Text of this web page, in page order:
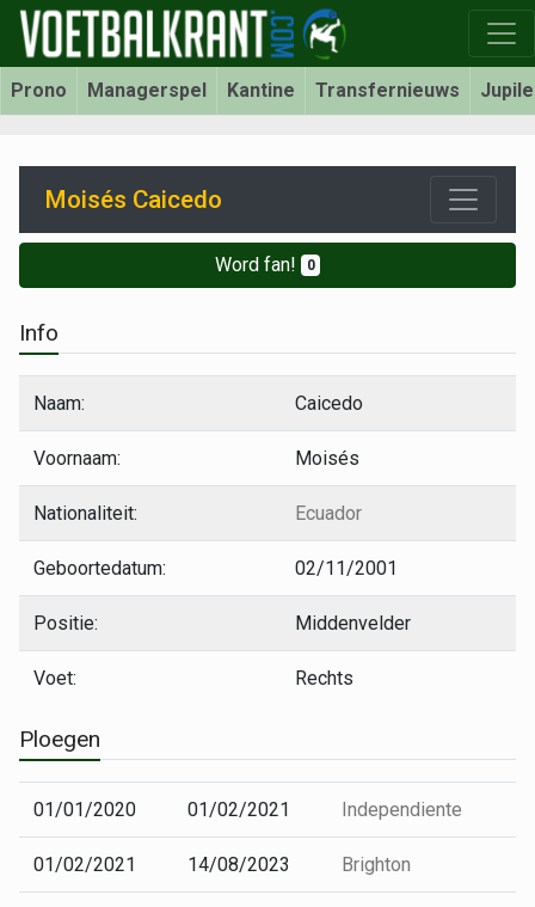
Prono Managerspel Kantine Transfernieuws
Moisés Caicedo
Word fan! 0
Info
Naam: Caicedo
Voornaam: Moisés
Nationaliteit: Ecuador
Geboortedatum: 02/11/2001
Positie: Middenvelder
Voet: Rechts
Ploegen
01/01/2020 01/02/2021 Independiente
01/02/2021 14/08/2023 Brighton